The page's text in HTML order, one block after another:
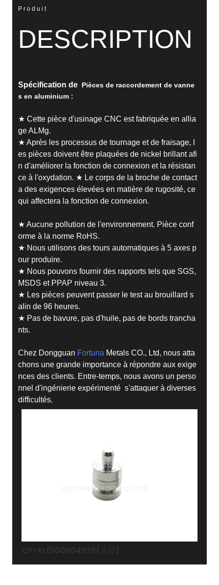
Produit
DESCRIPTION
Spécification de Pièces de raccordement de vanne
s en aluminium :
★ Cette pièce d'usinage CNC est fabriquée en allia
ge ALMg.
★ Après les processus de tournage et de fraisage, l
es pièces doivent être plaquées de nickel brillant afi
n d'améliorer la fonction de connexion et la résistan
ce à l'oxydation. ★ Le corps de la broche de contact
a des exigences élevées en matière de rugosité, ce
qui affectera la fonction de connexion.
★ Aucune pollution de l'environnement. Pièce conf
orme à la norme RoHS.
★ Nous utilisons des tours automatiques à 5 axes p
our produire.
★ Nous pouvons fournir des rapports tels que SGS,
MSDS et PPAP niveau 3.
★ Les pièces peuvent passer le test au brouillard s
alin de 96 heures.
★ Pas de bavure, pas d'huile, pas de bords trancha
nts.
Chez Dongguan Fortuna Metals CO., Ltd, nous atta
chons une grande importance à répondre aux exige
nces des clients. Entre-temps, nous avons un perso
nnel d'ingénierie expérimenté s'attaquer à diverses
difficultés.